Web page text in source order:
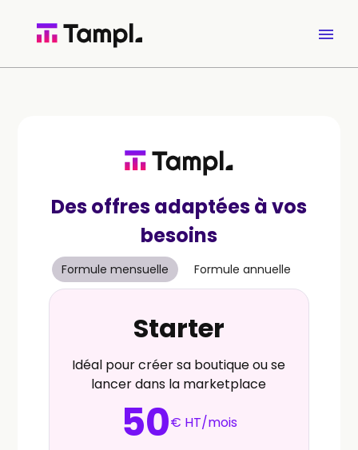
Des offres adaptées à vos
besoins
Formule mensuelle Formule annuelle
Starter
Idéal pour créer sa boutique ou se
lancer dans la marketplace
50€ HT/mois